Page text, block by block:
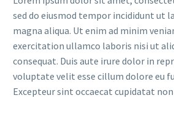
sed do eiusmod tempor incididunt ut
magna aliqua. Ut enim ad minim
exercitation ullamco laboris nisi ut
consequat. Duis aute irure dolor in
voluptate velit esse cillum dolore eu
Excepteur sint occaecat cupidatat